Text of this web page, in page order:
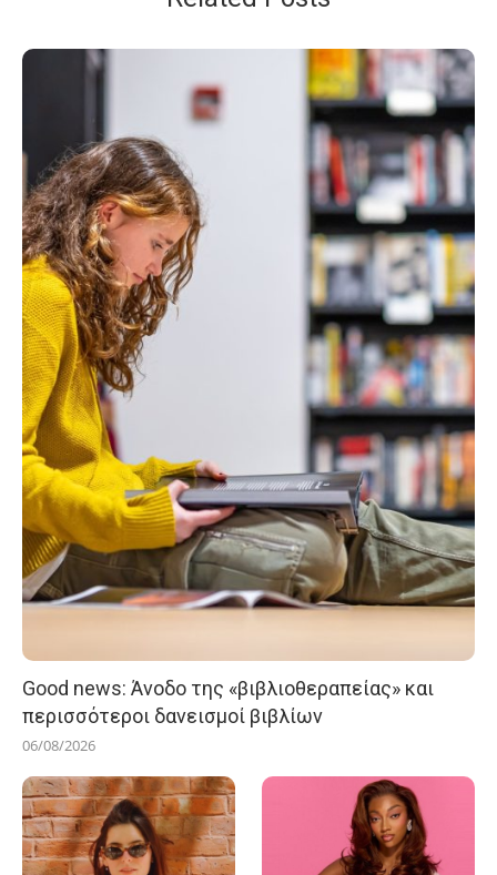
Good news: Άνοδο της «βιβλιοθεραπείας» και
περισσότεροι δανεισμοί βιβλίων
06/08/2026